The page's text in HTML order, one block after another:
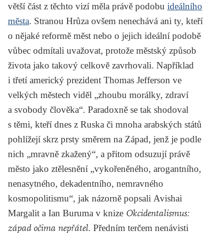
větší část z těchto vizí měla právě podobu ideálního
města. Stranou Hrůza ovšem nenechává ani ty, kteří
o nějaké reformě měst nebo o jejich ideální podobě
vůbec odmítali uvažovat, protože městský způsob
života jako takový celkově zavrhovali. Například
i třetí americký prezident Thomas Jefferson ve
velkých městech viděl „zhoubu morálky, zdraví
a svobody člověka“. Paradoxně se tak shodoval
s těmi, kteří dnes z Ruska či mnoha arabských států
pohlížejí skrz prsty směrem na Západ, jenž je podle
nich „mravně zkažený“, a přitom odsuzují právě
město jako ztělesnění „vykořeněného, arogantního,
nenasytného, dekadentního, nemravného
kosmopolitismu“, jak názorně popsali Avishai
Margalit a Ian Buruma v knize Okcidentalismus:
západ očima nepřátel. Předním terčem nenávisti